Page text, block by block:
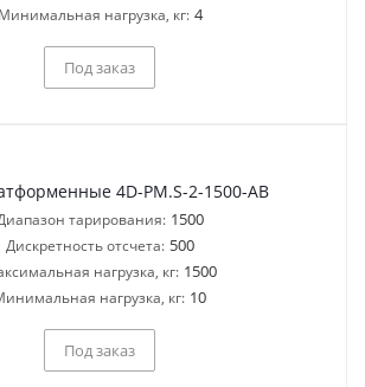
Минимальная нагрузка, кг: 4
Под заказ
4D-PM.S-2-1500-AB
тарирования: 1500
Дискретность отсчета: 500
нагрузка, кг: 1500
нагрузка, кг: 10
Под заказ